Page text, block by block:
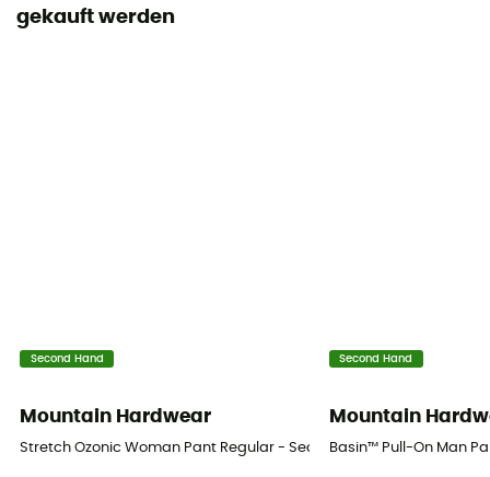
gekauft werden
Second Hand
Mountain Hardwear
Stretch Ozonic Woman Pant Regular - Second Hand Regenhose -
Second Hand
Mountain
Basin™ Pull-On Man